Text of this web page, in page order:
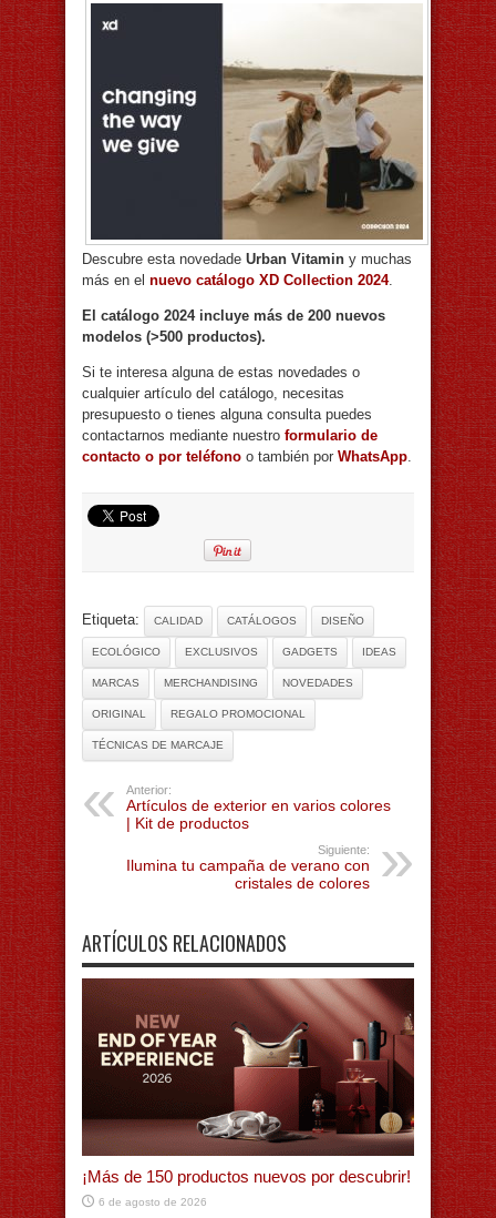
Descubre esta novedade Urban Vitamin y muchas
más en el nuevo catálogo XD Collection 2024.
El catálogo 2024 incluye más de 200 nuevos
modelos (>500 productos).
Si te interesa alguna de estas novedades o
cualquier artículo del catálogo, necesitas
presupuesto o tienes alguna consulta puedes
contactarnos mediante nuestro formulario de
contacto o por teléfono o también por WhatsApp
Etiqueta: CALIDAD CATÁLOGOS DISEÑO
ECOLÓGICO EXCLUSIVOS GADGETS IDEAS
MARCAS MERCHANDISING NOVEDADES
ORIGINAL REGALO PROMOCIONAL
TÉCNICAS DE MARCAJE
Anterior:
Artículos de exterior en varios colores
| Kit de productos
Siguiente:
Ilumina tu campaña de verano con
cristales de colores
ARTÍCULOS RELACIONADOS
¡Más de 150 productos nuevos por descubrir!
6 de agosto de 2026